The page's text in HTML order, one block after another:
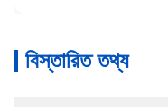
বিস্তারিত তথ্য